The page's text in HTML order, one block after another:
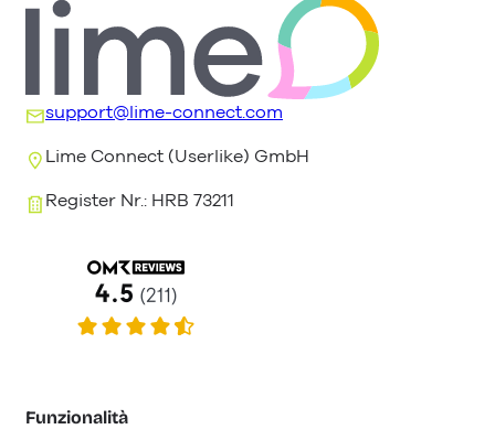
support@lime-connect.com
Lime Connect (Userlike) GmbH
Register Nr.: HRB 73211
Funzionalità